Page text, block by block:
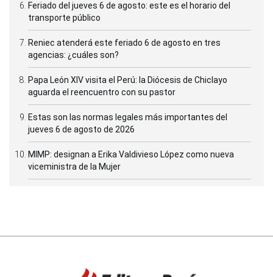
Feriado del jueves 6 de agosto: este es el horario del
transporte público
Reniec atenderá este feriado 6 de agosto en tres
agencias: ¿cuáles son?
Papa León XIV visita el Perú: la Diócesis de Chiclayo
aguarda el reencuentro con su pastor
Estas son las normas legales más importantes del
jueves 6 de agosto de 2026
MIMP: designan a Erika Valdivieso López como nueva
viceministra de la Mujer